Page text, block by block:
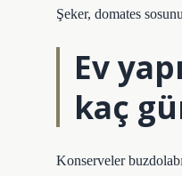
Şeker, domates
Ev
kaç
Konserveler